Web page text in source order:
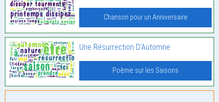
Chanson pour un Anniversaire
Une Résurrection D’Automne
Poème sur les Saisons